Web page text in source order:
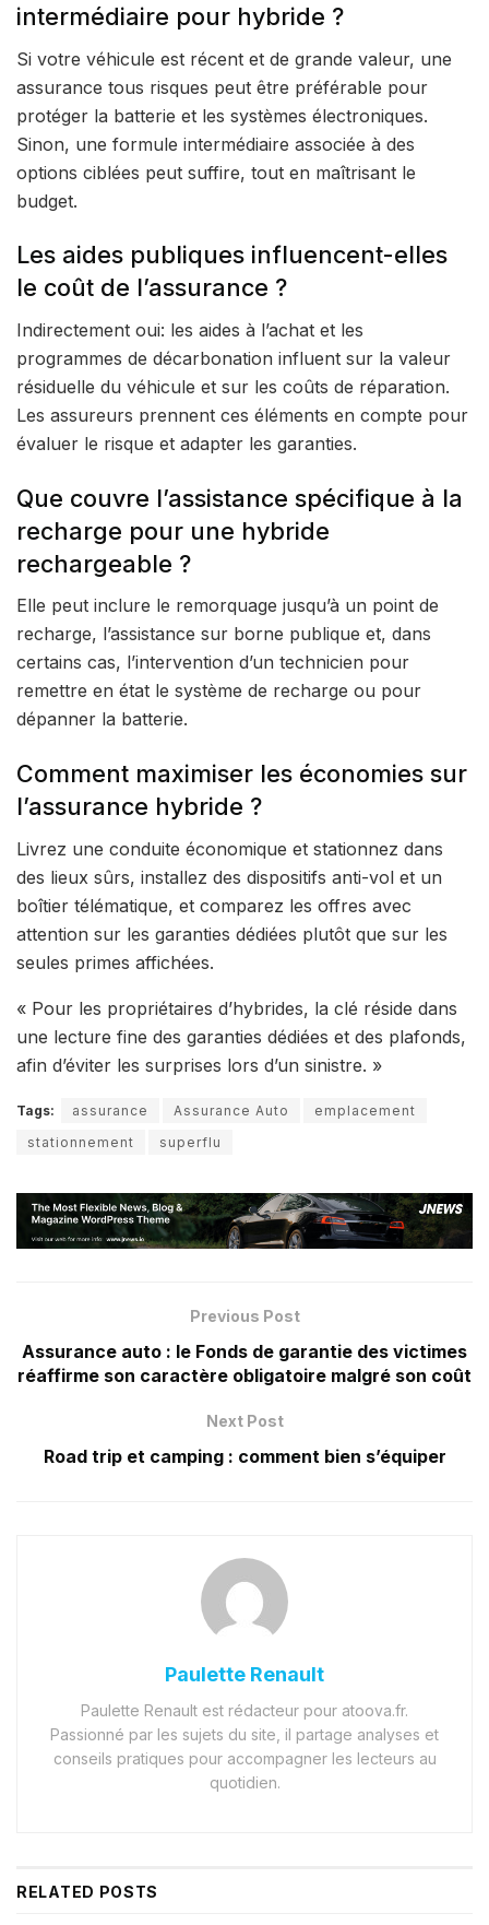
intermédiaire pour hybride ?
Si votre véhicule est récent et de grande valeur, une
assurance tous risques peut être préférable pour
protéger la batterie et les systèmes électroniques.
Sinon, une formule intermédiaire associée à des
options ciblées peut suffire, tout en maîtrisant le
budget.
Les aides publiques influencent-elles
le coût de l’assurance ?
Indirectement oui: les aides à l’achat et les
programmes de décarbonation influent sur la valeur
résiduelle du véhicule et sur les coûts de réparation.
Les assureurs prennent ces éléments en compte pour
évaluer le risque et adapter les garanties.
Que couvre l’assistance spécifique à la
recharge pour une hybride
rechargeable ?
Elle peut inclure le remorquage jusqu’à un point de
recharge, l’assistance sur borne publique et, dans
certains cas, l’intervention d’un technicien pour
remettre en état le système de recharge ou pour
dépanner la batterie.
Comment maximiser les économies sur
l’assurance hybride ?
Livrez une conduite économique et stationnez dans
des lieux sûrs, installez des dispositifs anti-vol et un
boîtier télématique, et comparez les offres avec
attention sur les garanties dédiées plutôt que sur les
seules primes affichées.
« Pour les propriétaires d’hybrides, la clé réside dans
une lecture fine des garanties dédiées et des plafonds,
afin d’éviter les surprises lors d’un sinistre. »
Tags: assurance Assurance Auto
emplacement
stationnement
superflu
Previous Post
Assurance auto : le Fonds de garantie des victimes
réaffirme son caractère obligatoire malgré son coût
Next Post
Road trip et camping : comment bien s’équiper
Paulette Renault
Paulette Renault est rédacteur pour atoova.fr.
Passionné par les sujets du site, il partage analyses et
conseils pratiques pour accompagner les lecteurs au
quotidien.
RELATED POSTS